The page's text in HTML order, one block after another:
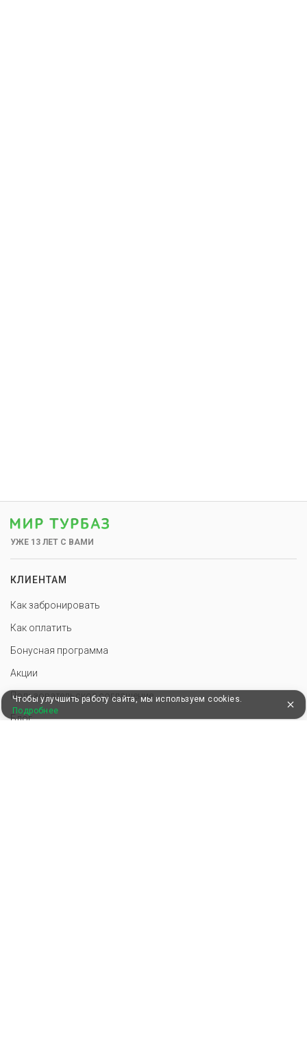
УЖЕ 13 ЛЕТ С ВАМИ
КЛИЕНТАМ
Как забронировать
Как оплатить
Бонусная программа
Акции
Пользовательское соглашение
Блог
Чтобы улучшить работу сайта, мы используем cookies.
Подробнее